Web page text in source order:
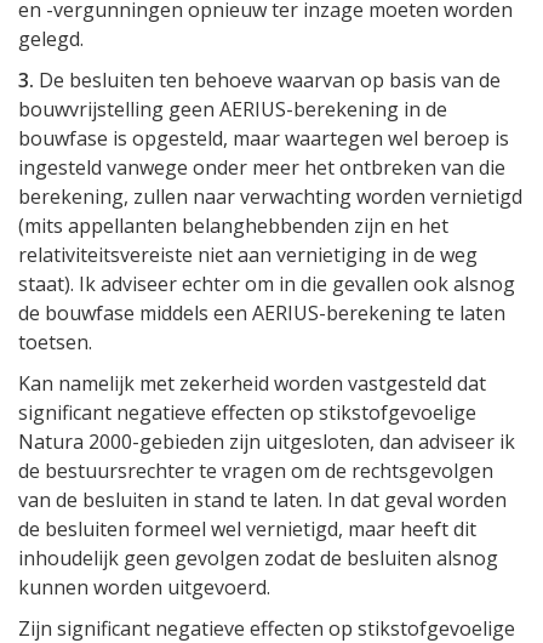
en -vergunningen opnieuw ter inzage moeten worden
gelegd.
3. De besluiten ten behoeve waarvan op basis van de
bouwvrijstelling geen AERIUS-berekening in de
bouwfase is opgesteld, maar waartegen wel beroep is
ingesteld vanwege onder meer het ontbreken van die
berekening, zullen naar verwachting worden vernietigd
(mits appellanten belanghebbenden zijn en het
relativiteitsvereiste niet aan vernietiging in de weg
staat). Ik adviseer echter om in die gevallen ook alsnog
de bouwfase middels een AERIUS-berekening te laten
toetsen.
Kan namelijk met zekerheid worden vastgesteld dat
significant negatieve effecten op stikstofgevoelige
Natura 2000-gebieden zijn uitgesloten, dan adviseer ik
de bestuursrechter te vragen om de rechtsgevolgen
van de besluiten in stand te laten. In dat geval worden
de besluiten formeel wel vernietigd, maar heeft dit
inhoudelijk geen gevolgen zodat de besluiten alsnog
kunnen worden uitgevoerd.
Zijn significant negatieve effecten op stikstofgevoelige